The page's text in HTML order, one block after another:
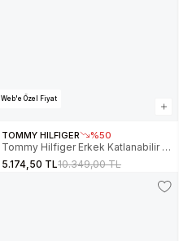
Web'e Özel Fiyat
TOMMY HILFIGER %50
Tommy Hilfiger Erkek Katlanabilir Su
Geçirmez Bomber Ceket
MW0MW39629PLI
5.174,50 TL10.349,00 TL